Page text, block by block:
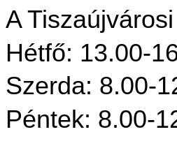
A
Hétfő: 13.00-
Szerda: 8.00-
Péntek: 8.00-